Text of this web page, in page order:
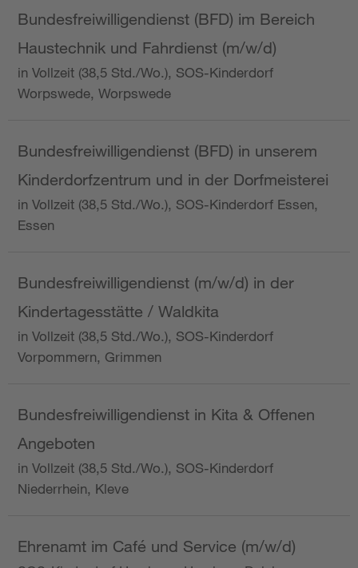
Bundesfreiwilligendienst (BFD) im Bereich
Haustechnik und Fahrdienst (m/w/d)
in Vollzeit (38,5 Std./Wo.), SOS-Kinderdorf
Worpswede, Worpswede
Bundesfreiwilligendienst (BFD) in unserem
Kinderdorfzentrum und in der Dorfmeisterei
in Vollzeit (38,5 Std./Wo.), SOS-Kinderdorf Essen,
Essen
Bundesfreiwilligendienst (m/w/d) in der
Kindertagesstätte / Waldkita
in Vollzeit (38,5 Std./Wo.), SOS-Kinderdorf
Vorpommern, Grimmen
Bundesfreiwilligendienst in Kita & Offenen
Angeboten
in Vollzeit (38,5 Std./Wo.), SOS-Kinderdorf
Niederrhein, Kleve
Ehrenamt im Café und Service (m/w/d)